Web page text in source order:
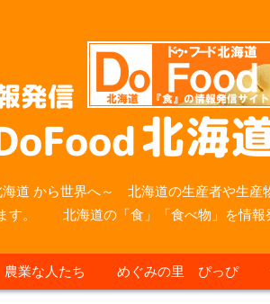
道 から世界へ～ 北海道の生産者や生
す。 北海道の「食」「食べ物」を情報
農業な人たち めぐみの里 ぴっぴ